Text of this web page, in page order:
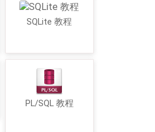
SQLite 教程
PL/SQL 教程